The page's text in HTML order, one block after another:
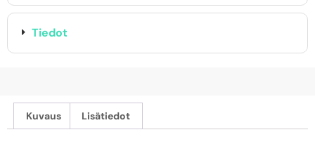
Tiedot
Kuvaus Lisätiedot